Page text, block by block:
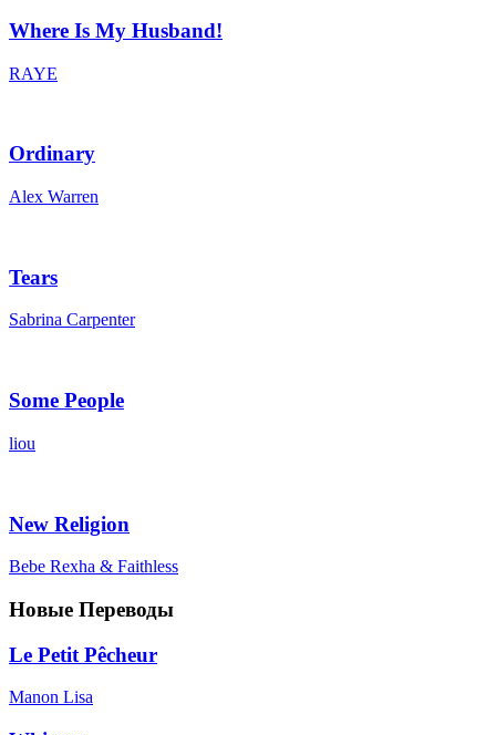
Where Is My Husband!
RAYE
Ordinary
Alex Warren
Tears
Sabrina Carpenter
Some People
liou
New Religion
Bebe Rexha & Faithless
Новые Переводы
Le Petit Pêcheur
Manon Lisa